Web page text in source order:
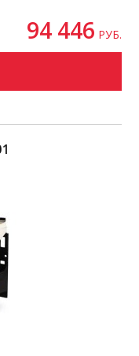
94 446 РУБ.